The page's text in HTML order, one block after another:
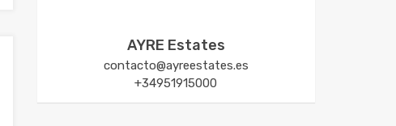
AYRE Estates
contacto@ayreestates.es
+34951915000